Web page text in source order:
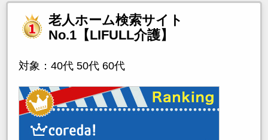
老人ホーム検索サイト
No.1【LIFULL介護】
対象：40代 50代 60代